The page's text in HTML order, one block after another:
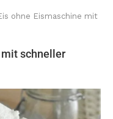
ohne Eismaschine mit
schneller